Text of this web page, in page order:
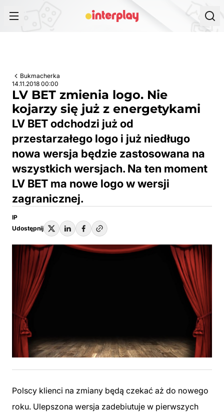
Bukmacherka
14.11.2018 00:00
LV BET zmienia logo. Nie
kojarzy się już z energetykami
LV BET odchodzi już od
przestarzałego logo i już niedługo
nowa wersja będzie zastosowana na
wszystkich wersjach. Na ten moment
LV BET ma nowe logo w wersji
zagranicznej.
IP
Udostępnij
Polscy klienci na zmiany będą czekać aż do nowego
roku. Ulepszona wersja zadebiutuje w pierwszych